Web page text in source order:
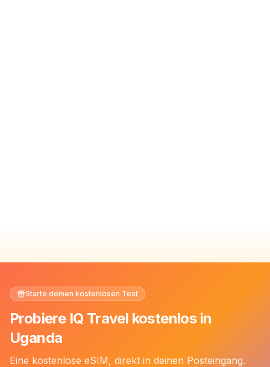
Starte deinen kostenlosen Test
Probiere IQ Travel kostenlos in
Uganda
Eine kostenlose eSIM, direkt in deinen Posteingang.